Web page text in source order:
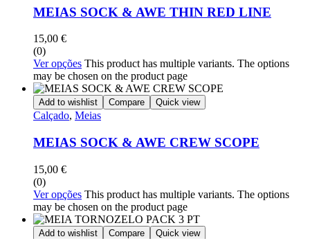
MEIAS SOCK & AWE THIN RED LINE
15,00 €
(0)
Ver opções This product has multiple variants. The options
may be chosen on the product page
Add to wishlist Compare Quick view
Calçado, Meias
MEIAS SOCK & AWE CREW SCOPE
15,00 €
(0)
Ver opções This product has multiple variants. The options
may be chosen on the product page
Add to wishlist Compare Quick view